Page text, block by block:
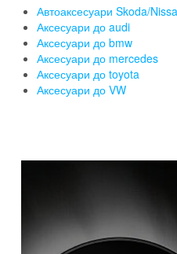
Автоаксесуари Skoda/
Аксесуари до audi
Аксесуари до bmw
Аксесуари до mercedes
Аксесуари до toyota
Аксесуари до VW